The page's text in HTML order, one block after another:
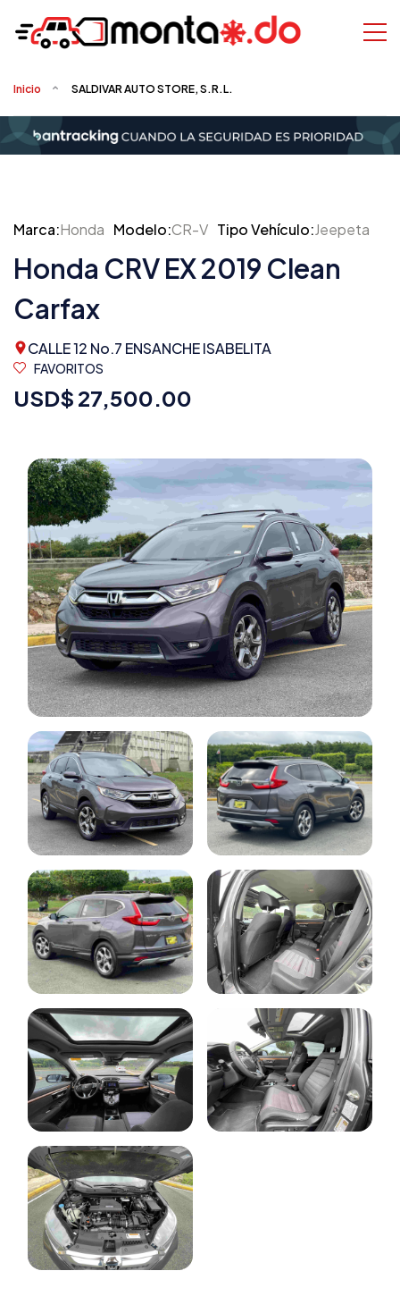
Inicio SALDIVAR AUTO STORE, S.R.L.
Marca:Honda Modelo:CR-V Tipo Vehículo:Jeepeta
Honda CRV EX 2019 Clean
Carfax
CALLE 12 No.7 ENSANCHE ISABELITA
FAVORITOS
USD$ 27,500.00